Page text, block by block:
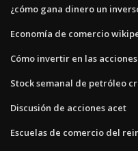
¿cómo gana dinero un
Economía de comercio
Cómo invertir en las
Stock semanal de petróleo
Discusión de acciones acet
Escuelas de comercio del